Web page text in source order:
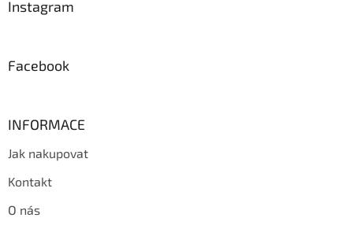
Instagram
Facebook
INFORMACE
Jak nakupovat
Kontakt
O nás